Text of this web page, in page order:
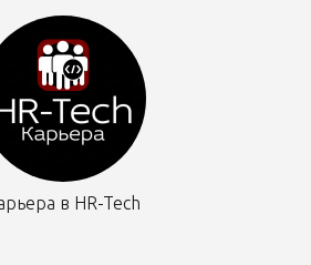
в HR-Tech